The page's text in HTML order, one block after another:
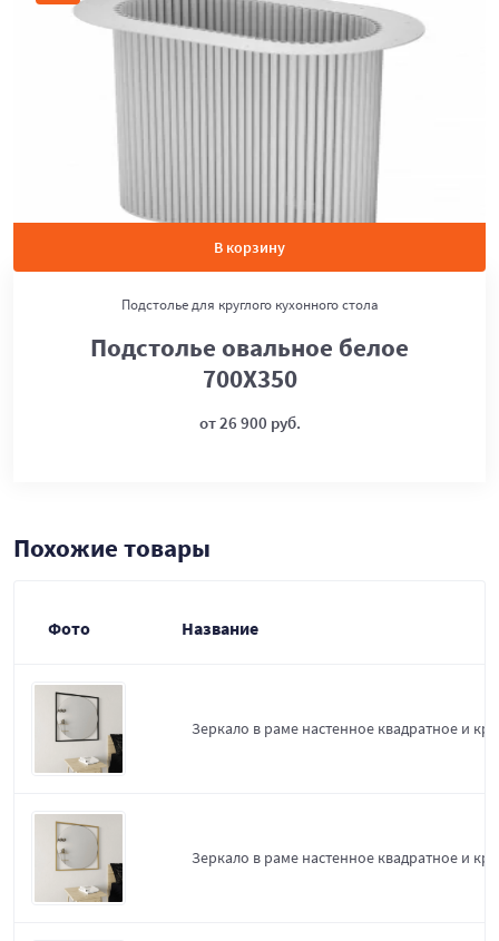
В корзину
Подстолье для круглого кухонного стола
Подстолье овальное белое
700Х350
от 26 900 руб.
Похожие товары
Фото Название
Зеркало в раме настенное квадратное и
Зеркало в раме настенное квадратное и